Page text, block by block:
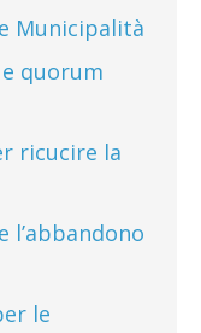
Municipalità
quorum
ricucire la
l’abbandono
le